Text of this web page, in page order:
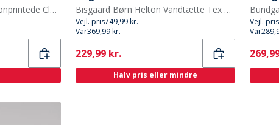
Crocs Drenge Baya Sæsonprintede Clogs Navy Multi
Bisgaard Børn Helton Vandtætte Tex Støvler Dark Brown
Vejl. pris749,99 kr.
Var369,99 kr.
Current
229,99 kr.
Halv pris eller mindre
Vejl. pris
Var